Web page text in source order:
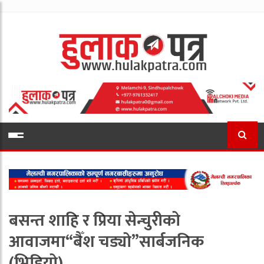
बसन्त शाहि र प्रिया सेन्चुरीको
आवाजमा“बैँश चड्यो”सार्बजनिक